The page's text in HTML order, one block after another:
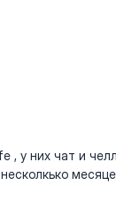
, у них чат и